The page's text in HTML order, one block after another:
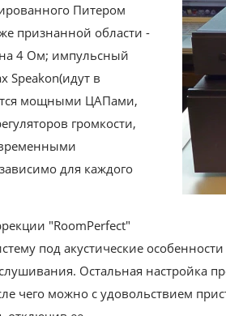
Питером
признанной области -
4 Ом; импульсный
Speakon(идут в
мощными ЦАПами,
громкости,
временными
для каждого
"RoomPerfect"
под акустические
Остальная
чего можно с удовольствием